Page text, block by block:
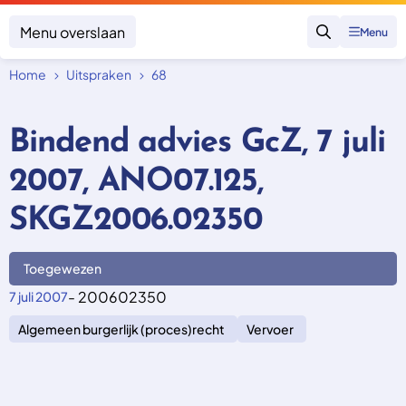
Menu overslaan
Zoeken
Menu
Onderwerpen
Zorgverzekering afsluiten
Zorgverzekering betalen
Vergoeding van zorg
Zorg in het buitenland
Geen zorgverzekering
Focus en impact
Uitspraken
Over SKGZ
Nieuws
Home Uitspraken 68
Bindend advies GcZ, 7 juli
2007, ANO07.125,
SKGZ2006.02350
Toegewezen
7 juli 2007- 200602350
Algemeen burgerlijk (proces)recht Vervoer